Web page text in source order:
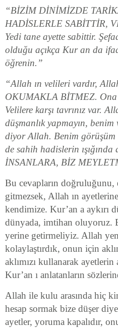
“BİZİM DİNİMİZDE
HADİSLERLE SABİTTİR,
Yedi tane ayette sabittir.
olduğu açıkça Kur an da
öğrenin.”
“Allah ın velileri vardır,
OKUMAKLA BİTMEZ. Ona
Velilere karşı tavrınız var.
düşmanlık yapmayın,
diyor Allah. Benim görüşüm
de sahih hadislerin
İNSANLARA, BİZ
Bu cevapların doğruluğunu,
gitmezsek, Allah ın
kendimize. Kur’an a aykırı
dünyada, imtihan oluyoruz.
yerine getirmeliyiz. Allah
kolaylaştırdık, onun için
aklımızı kullanarak ayetlerin
Kur’an ı anlatanların
Allah ile kulu arasında hiç
hesap sormak bize düşer
ayetler, yoruma kapalıdır,